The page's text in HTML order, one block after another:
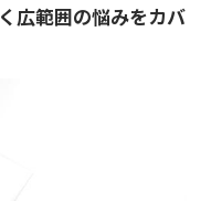
広範囲の悩みをカバ